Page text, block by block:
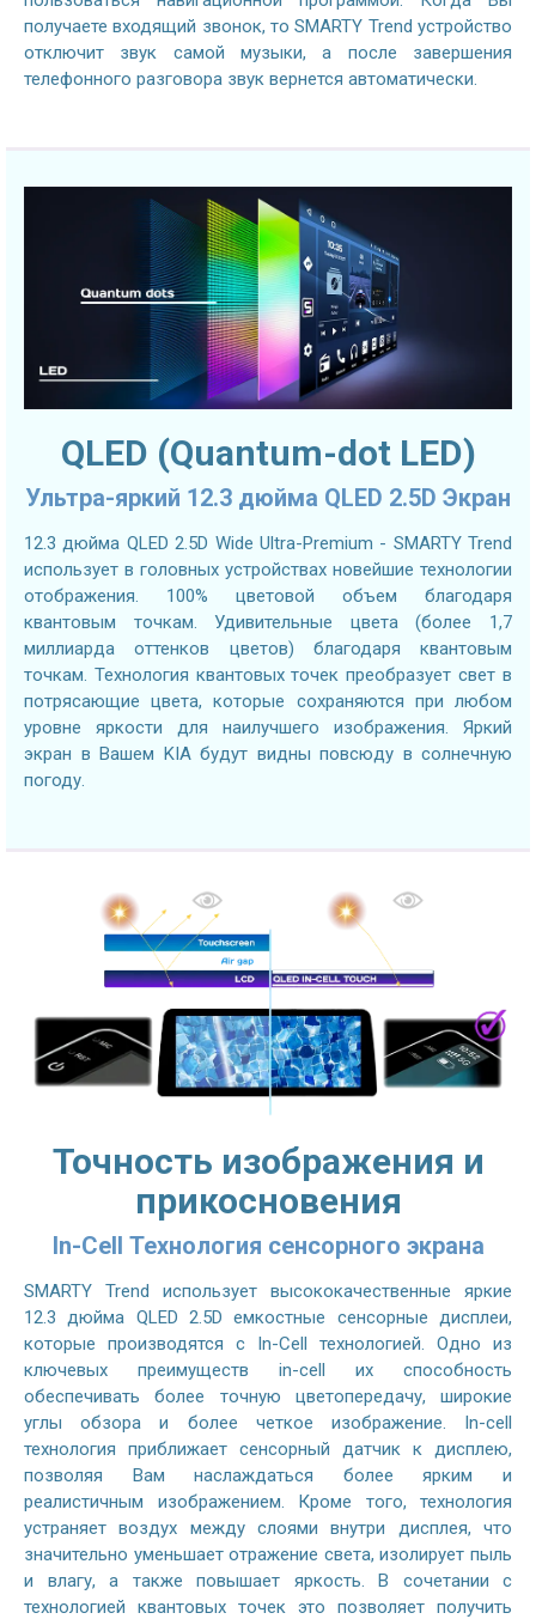
получаете входящий звонок, то SMARTY Trend устройство
отключит звук самой музыки, а после завершения
телефонного разговора звук вернется автоматически.
QLED (Quantum-dot LED)
Ультра-яркий 12.3 дюйма QLED 2.5D Экран
12.3 дюйма QLED 2.5D Wide Ultra-Premium - SMARTY Trend
использует в головных устройствах новейшие технологии
отображения. 100% цветовой объем благодаря
квантовым точкам. Удивительные цвета (более 1,7
миллиарда оттенков цветов) благодаря квантовым
точкам. Технология квантовых точек преобразует свет в
потрясающие цвета, которые сохраняются при любом
уровне яркости для наилучшего изображения. Яркий
экран в Вашем KIA будут видны повсюду в солнечную
погоду.
Точность изображения и
прикосновения
In-Cell Технология сенсорного экрана
SMARTY Trend использует высококачественные яркие
12.3 дюйма QLED 2.5D емкостные сенсорные дисплеи,
которые производятся с In-Cell технологией. Одно из
ключевых преимуществ in-cell их способность
обеспечивать более точную цветопередачу, широкие
углы обзора и более четкое изображение. In-cell
технология приближает сенсорный датчик к дисплею,
позволяя Вам наслаждаться более ярким и
реалистичным изображением. Кроме того, технология
устраняет воздух между слоями внутри дисплея, что
значительно уменьшает отражение света, изолирует пыль
и влагу, а также повышает яркость. В сочетании с
технологией квантовых точек это позволяет получить